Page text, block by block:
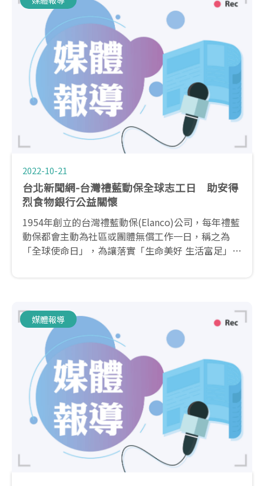
2022-10-21
台北新聞網-台灣禮藍動保全球志工日 助安得
烈食物銀行公益關懷
1954年創立的台灣禮藍動保(Elanco)公司，每年禮藍
動保都會主動為社區或團體無償工作一日，稱之為
「全球使命日」，為讓落實「生命美好 生活富足」的
媒體報導